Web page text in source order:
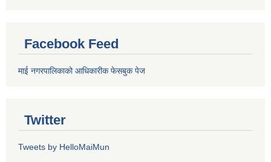
Facebook Feed
माई नगरपालिकाको आधिकारीक फेसबुक पेज
Twitter
Tweets by HelloMaiMun